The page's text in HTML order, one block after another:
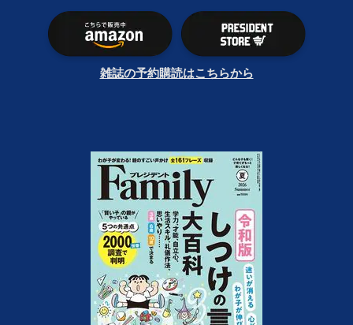
雑誌の予約購読はこちらから